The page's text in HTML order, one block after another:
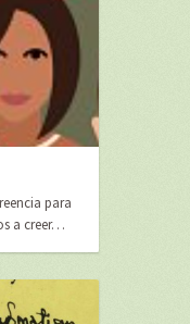
para
a creer…